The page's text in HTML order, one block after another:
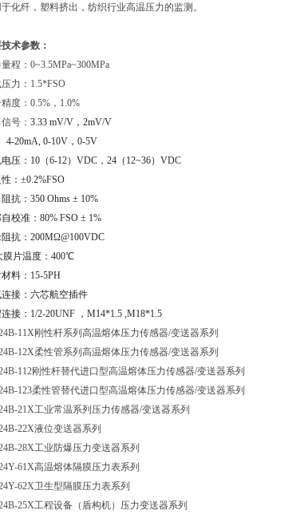
化纤，塑料挤出，纺织行业高温压力的监测。
术参数：
程：0~3.5MPa~300MPa
力：1.5*FSO
度：0.5%，1.0%
号： 3.33 mV/V ， 2mV/V
0-10V ， 0-5V
压： 10 （6-12） VDC ， 24 （ 12~36） VDC
：±0.2%FSO
抗： 350 Ohms ± 10%
校准： 80% FSO ± 1%
抗： 200MΩ@100VDC
膜片温度： 400℃
料： 15-5PH
连接：六芯航空插件
接： 1/2-20UNF ， M14*1.5 ,M18*1.5
11X刚性杆系列高温熔体压力传感器/变送器系列
12X柔性管系列高温熔体压力传感器/变送器系列
112刚性杆替代进口型高温熔体压力传感器/变送器系列
123柔性管替代进口型高温熔体压力传感器/变送器系列
21X工业常温系列压力传感器/变送器系列
22X液位变送器系列
28X工业防爆压力变送器系列
61X高温熔体隔膜压力表系列
62X卫生型隔膜压力表系列
25X工程设备（盾构机）压力变送器系列